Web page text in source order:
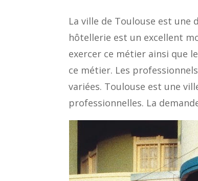
La ville de Toulouse est
hôtellerie est un excellent
exercer ce métier ainsi que
ce métier. Les
variées. Toulouse est une
professionnelles. La